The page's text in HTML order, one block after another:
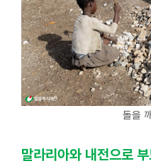
돌을
말라리아와 내전으로